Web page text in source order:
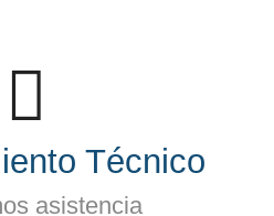
Técnico
asistencia